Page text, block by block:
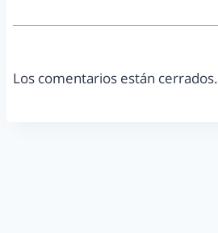
Los comentarios están cerrados.